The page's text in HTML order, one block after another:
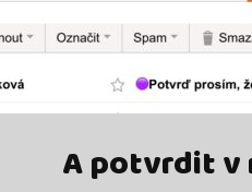
A potvrdit v